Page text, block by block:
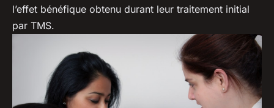
l’effet bénéfique obtenu durant leur traitement initial
par TMS.